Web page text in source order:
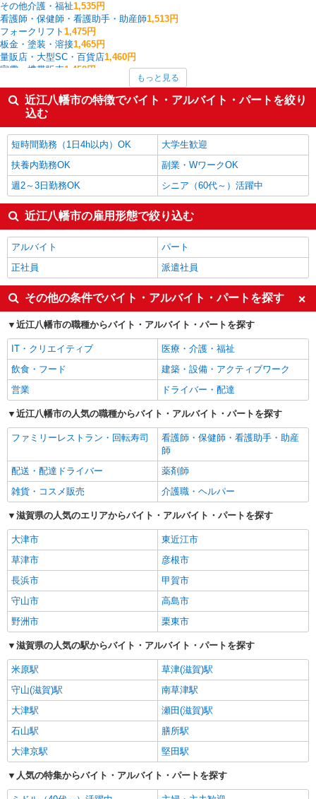
その他介護・福祉1,535円
看護師・保健師・看護助手・助産師1,513円
フォークリフト 1,475円
板金・塗装・溶接1,465円
量販店・大型SC・百貨店1,460円
家電・携帯販売1,458円
一般・営業事務1,440円
製造・組立・加工1,419円
その他軽作業・製造・物流
近江八幡市の他の職種の平均時給を見る
もっと見る
近江八幡市の特徴でバイト・アルバイト・パートを絞り
込む
短時間勤務（1日4h以内）OK
大学生歓迎
扶養内勤務OK
副業・WワークOK
週2～3日勤務OK
シニア（60代～）活躍中
近江八幡市の雇用形態で絞り込む
アルバイト
パート
正社員
派遣社員
その他の条件でバイト・アルバイト・パートを探す
近江八幡市の職種からバイト・アルバイト・パートを探す
IT・クリエイティブ
医療・介護・福祉
飲食・フード
建築・設備・アクティブワーク
営業
ドライバー・配達
近江八幡市の人気の職種からバイト・アルバイト・パートを探す
ファミリーレストラン・回転寿司
看護師・保健師・看護助手・助産
師
配送・配達ドライバー
薬剤師
雑貨・コスメ販売
介護職・ヘルパー
滋賀県の人気のエリアからバイト・アルバイト・パートを探す
大津市
東近江市
草津市
彦根市
長浜市
甲賀市
守山市
高島市
野洲市
栗東市
滋賀県の人気の駅からバイト・アルバイト・パートを探す
米原駅
草津(滋賀)駅
守山(滋賀)駅
南草津駅
大津駅
瀬田(滋賀)駅
石山駅
膳所駅
大津京駅
堅田駅
人気の特集からバイト・アルバイト・パートを探す